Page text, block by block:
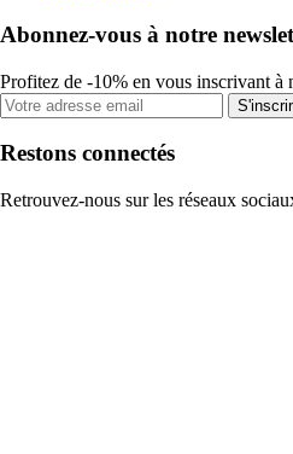
Abonnez-vous à notre
Profitez de -10% en vous inscrivant à
Restons connectés
Retrouvez-nous sur les réseaux